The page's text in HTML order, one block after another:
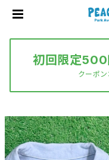
初回限定500
クーポ